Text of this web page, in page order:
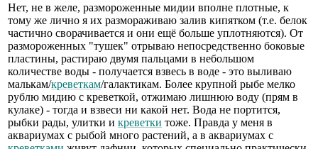
Нет, не в желе, размороженные мидии вполне плотные, к
тому же лично я их размораживаю залив кипятком (т.е. белок
частично сворачивается и они ещё больше уплотняются). От
размороженных "тушек" отрываю непосредственно боковые
пластины, растираю двумя пальцами в небольшом
количестве воды - получается взвесь в воде - это выливаю
малькам/креветкам/галактикам. Более крупной рыбе мелко
рублю мидию с креветкой, отжимаю лишнюю воду (прям в
кулаке) - тогда и взвеси ни какой нет. Вода не портится,
рыбки рады, улитки и креветки тоже. Правда у меня в
аквариумах с рыбой много растений, а в аквариумах с